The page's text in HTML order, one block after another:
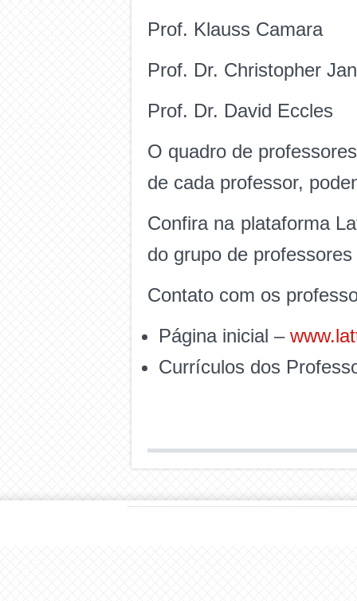
Prof. Klauss Camara
Prof. Dr. Christopher
Prof. Dr. David Eccles
O quadro de
de cada professor,
Confira na plataforma
do grupo de
Contato com os
Página inicial –
Currículos dos